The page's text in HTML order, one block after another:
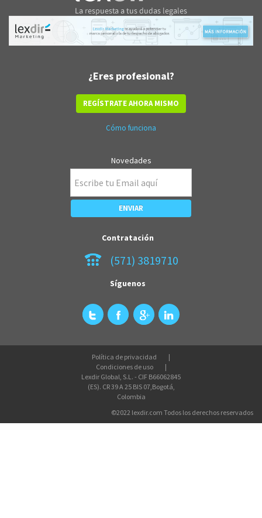
¿Eres profesional?
REGÍSTRATE AHORA MISMO
Cómo funciona
Novedades
Contratación
(571) 3819710
Síguenos
Política de privacidad
Condiciones de uso
Lexdir Global, S.L. - CIF B66062845
(ES). CR 39 A 25 BIS 07,Bogotá,
Colombia
©2022 lexdir.com Todos los derechos reservados